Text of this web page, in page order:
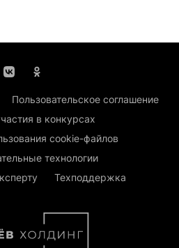
Пользовательское соглашение
в конкурсах
cookie-файлов
технологии
Техподдержка